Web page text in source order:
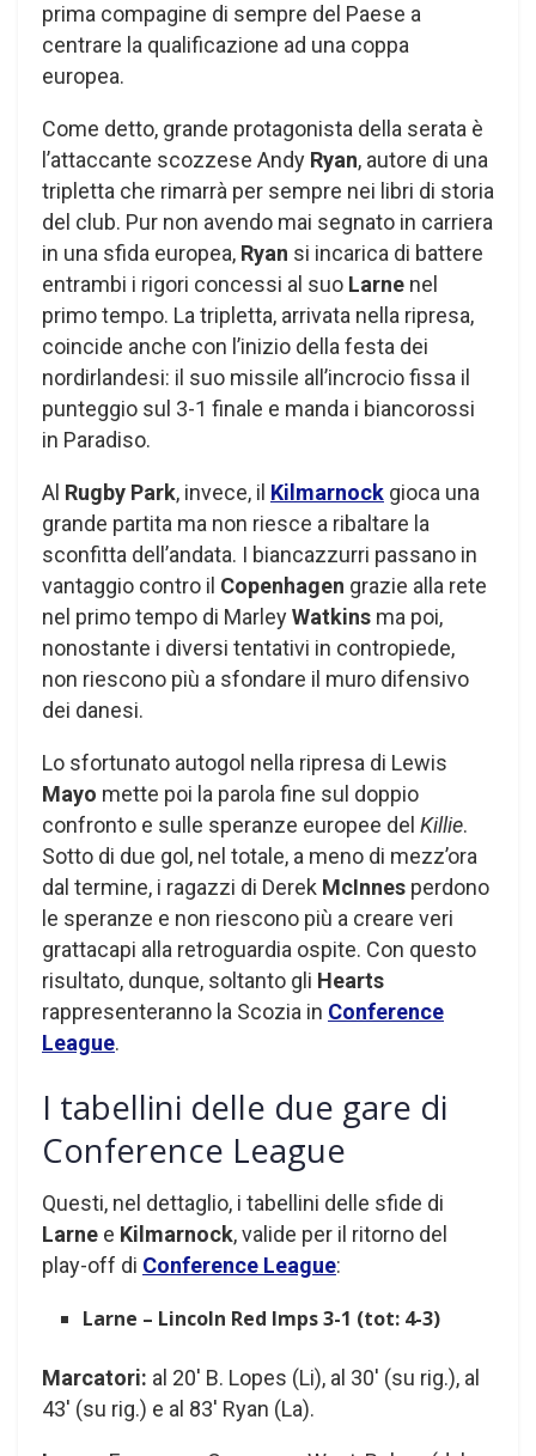
prima compagine di sempre del Paese a
centrare la qualificazione ad una coppa
europea.
Come detto, grande protagonista della serata è
l’attaccante scozzese Andy Ryan, autore di una
tripletta che rimarrà per sempre nei libri di storia
del club. Pur non avendo mai segnato in carriera
in una sfida europea, Ryan si incarica di battere
entrambi i rigori concessi al suo Larne nel
primo tempo. La tripletta, arrivata nella ripresa,
coincide anche con l’inizio della festa dei
nordirlandesi: il suo missile all’incrocio fissa il
punteggio sul 3-1 finale e manda i biancorossi
in Paradiso.
Al Rugby Park, invece, il Kilmarnock gioca una
grande partita ma non riesce a ribaltare la
sconfitta dell’andata. I biancazzurri passano in
vantaggio contro il Copenhagen grazie alla rete
nel primo tempo di MarleyWatkins ma poi,
nonostante i diversi tentativi in contropiede,
non riescono più a sfondare il muro difensivo
dei danesi.
Lo sfortunato autogol nella ripresa di Lewis
Mayo mette poi la parola fine sul doppio
confronto e sulle speranze europee del Killie.
Sotto di due gol, nel totale, a meno di mezz’ora
dal termine, i ragazzi di Derek McInnes perdono
le speranze e non riescono più a creare veri
grattacapi alla retroguardia ospite. Con questo
risultato, dunque, soltanto gli Hearts
rappresenteranno la Scozia in Conference
League.
I tabellini delle due gare di
Conference League
Questi, nel dettaglio, i tabellini delle sfide di
Larne e Kilmarnock, valide per il ritorno del
play-off di Conference League:
Larne – Lincoln Red Imps 3-1 (tot: 4-3)
Marcatori: al 20′ B. Lopes (Li), al 30′ (su rig.), al
43′ (su rig.) e al 83′ Ryan (La).